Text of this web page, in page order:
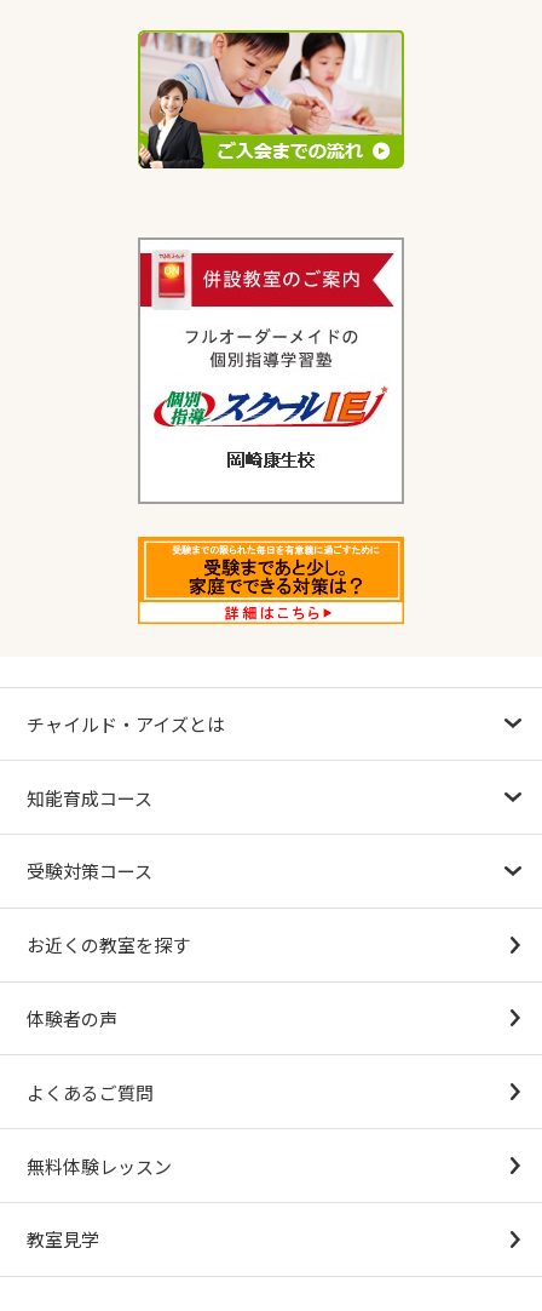
チャイルド・アイズとは
知能育成コース
受験対策コース
幼稚園受験対策
小学校受験コース
（思考力アドバンスコースアストルム）
最新合格速報
お近くの教室を探す
体験者の声
よくあるご質問
無料体験レッスン
教室見学